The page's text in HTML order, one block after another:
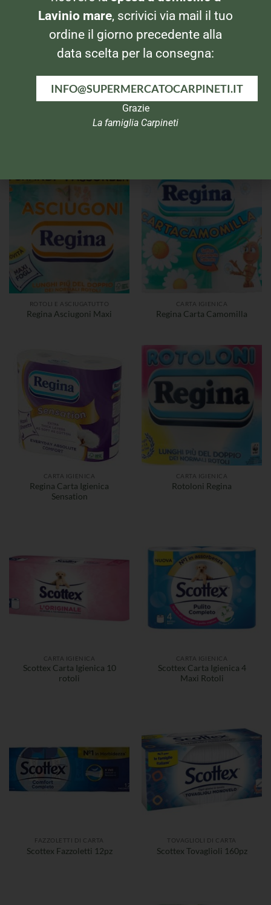
ROTOLI E ASCIUGATUTTO
Regina Asciugoni Maxi
CARTA IGIENICA
Regina Carta Camomilla
CARTA IGIENICA
Regina Carta Igienica
Sensation
CARTA IGIENICA
Rotoloni Regina
CARTA IGIENICA
Scottex Carta Igienica 10
rotoli
CARTA IGIENICA
Scottex Carta Igienica 4
Maxi Rotoli
FAZZOLETTI DI CARTA
Scottex Fazzoletti 12pz
TOVAGLIOLI DI CARTA
Scottex Tovaglioli 160pz
Lavinio mare, scrivici via mail il tuo
ordine il giorno precedente alla
data scelta per la consegna:
INFO@SUPERMERCATOCARPINETI.IT
Grazie
La famiglia Carpineti